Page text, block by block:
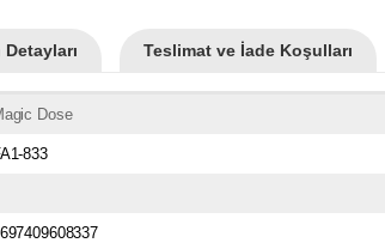
Teslimat ve İade Koşulları
Dose
833